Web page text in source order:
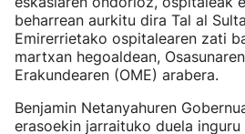
beharrean aurkitu dira Tal al
Emirerrietako ospitalearen zati
martxan hegoaldean,
Erakundearen (OME) arabera.
Benjamin Netanyahuren
erasoekin jarraituko duela inguru